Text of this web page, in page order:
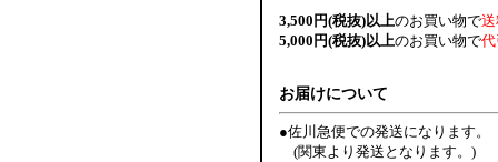
3,500円(税抜)以上のお買い物で
5,000円(税抜)以上のお買い物で
お届けについて
●佐川急便での発送になります。
(関東より発送となります。)